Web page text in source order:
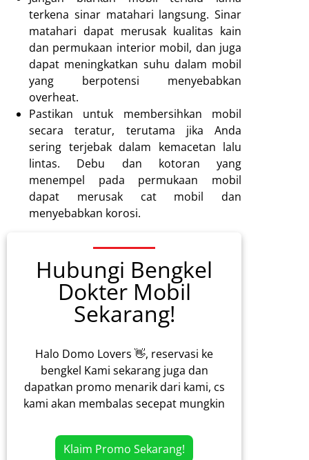
terkena sinar matahari langsung. Sinar
matahari dapat merusak kualitas kain
dan permukaan interior mobil, dan juga
dapat meningkatkan suhu dalam mobil
yang berpotensi menyebabkan
overheat.
Pastikan untuk membersihkan mobil
secara teratur, terutama jika Anda
sering terjebak dalam kemacetan lalu
lintas. Debu dan kotoran yang
menempel pada permukaan mobil
dapat merusak cat mobil dan
menyebabkan korosi.
Hubungi Bengkel
Dokter Mobil
Sekarang!
Halo Domo Lovers 👋, reservasi ke
bengkel Kami sekarang juga dan
dapatkan promo menarik dari kami, cs
kami akan membalas secepat mungkin
Klaim Promo Sekarang!